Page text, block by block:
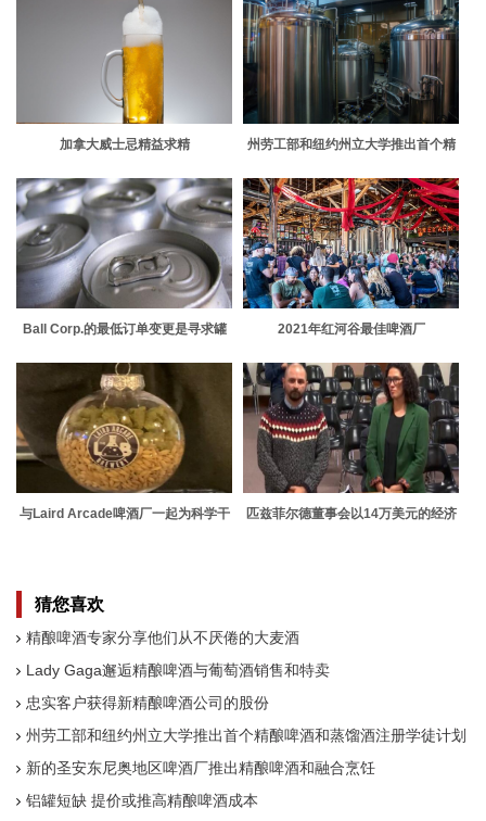
加拿大威士忌精益求精
州劳工部和纽约州立大学推出首个精
Ball Corp.的最低订单变更是寻求罐
2021年红河谷最佳啤酒厂
与Laird Arcade啤酒厂一起为科学干
匹兹菲尔德董事会以14万美元的经济
猜您喜欢
精酿啤酒专家分享他们从不厌倦的大麦酒
Lady Gaga邂逅精酿啤酒与葡萄酒销售和特卖
忠实客户获得新精酿啤酒公司的股份
州劳工部和纽约州立大学推出首个精酿啤酒和蒸馏酒注册学徒计划
新的圣安东尼奥地区啤酒厂推出精酿啤酒和融合烹饪
铝罐短缺 提价或推高精酿啤酒成本